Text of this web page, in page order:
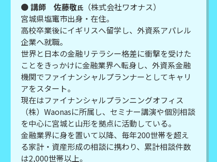
●講師 佐藤敬氏（株式会社ワオナス）
宮城県塩竃市出身・在住。
高校卒業後にイギリスへ留学し、外資系アパレル
企業へ就職。
世界と日本の金融リテラシー格差に衝撃を受けた
ことをきっかけに金融業界へ転身し、外資系金融
機関でファイナンシャルプランナーとしてキャリ
アをスタート。
現在はファイナンシャルプランニングオフィス
（株）Waonasに所属し、セミナー講演や個別相談
を中心に宮城と山形を拠点に活動している。
金融業界に身を置いて以降、毎年200世帯を超え
る家計・資産形成の相談に携わり、累計相談件数
は2,000世帯以上。